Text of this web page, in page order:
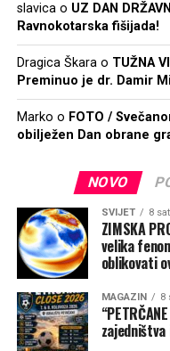
slavicao UZ DAN
Ravnokotarska fišijada!
Dragica Škarao TUŽNA
Preminuo je dr. Damir
Marko o FOTO /
obilježen Dan obrane
NOVO
SVIJET 8
ZIMSKA
velika
oblikovati
MAGAZIN 8